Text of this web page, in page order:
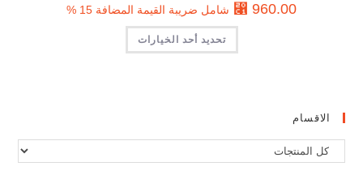
⃁ 960.00 شامل ضريبة القيمة المضافة 15 %
تحديد أحد الخيارات
الاقسام